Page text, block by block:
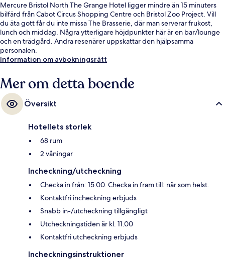
Mercure Bristol North The Grange Hotel ligger mindre än 15 minuters
bilfärd från Cabot Circus Shopping Centre och Bristol Zoo Project. Vill
du äta gott får du inte missa The Brasserie, där man serverar frukost,
lunch och middag. Några ytterligare höjdpunkter här är en bar/lounge
och en trädgård. Andra resenärer uppskattar den hjälpsamma
personalen.
Information om avbokningsrätt
Mer om detta boende
Översikt
Hotellets storlek
68 rum
2 våningar
Incheckning/utcheckning
Checka in från: 15.00. Checka in fram till: när som helst.
Kontaktfri incheckning erbjuds
Snabb in-/utcheckning tillgängligt
Utcheckningstiden är kl. 11.00
Kontaktfri utcheckning erbjuds
Incheckningsinstruktioner